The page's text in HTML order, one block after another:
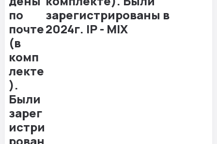
зарегистрированы в
2024г. IP - MIX